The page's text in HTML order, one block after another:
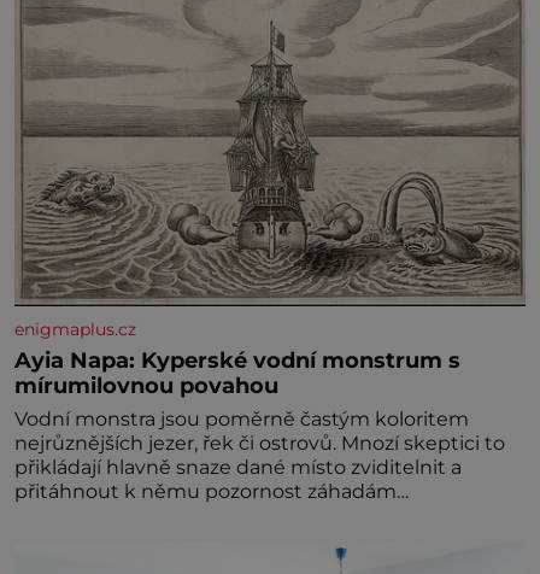
enigmaplus.cz
Ayia Napa: Kyperské vodní monstrum s
mírumilovnou povahou
Vodní monstra jsou poměrně častým koloritem
nejrůznějších jezer, řek či ostrovů. Mnozí skeptici to
přikládají hlavně snaze dané místo zviditelnit a
přitáhnout k němu pozornost záhadám